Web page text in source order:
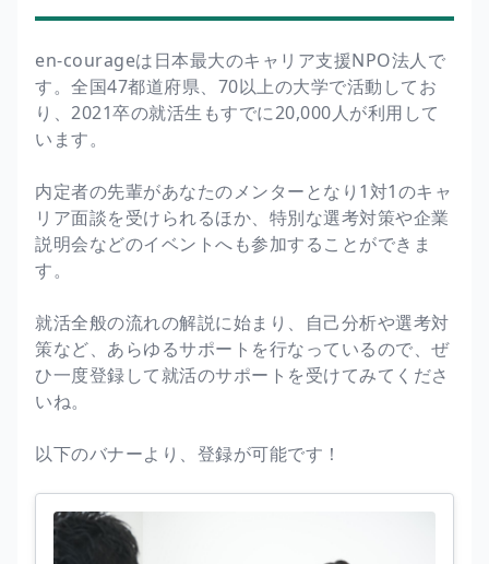
en-courageは日本最大のキャリア支援NPO法人で
す。全国47都道府県、70以上の大学で活動してお
り、2021卒の就活生もすでに20,000人が利用して
います。
内定者の先輩があなたのメンターとなり1対1のキャ
リア面談を受けられるほか、特別な選考対策や企業
説明会などのイベントへも参加することができま
す。
就活全般の流れの解説に始まり、自己分析や選考対
策など、あらゆるサポートを行なっているので、ぜ
ひ一度登録して就活のサポートを受けてみてくださ
いね。
以下のバナーより、登録が可能です！